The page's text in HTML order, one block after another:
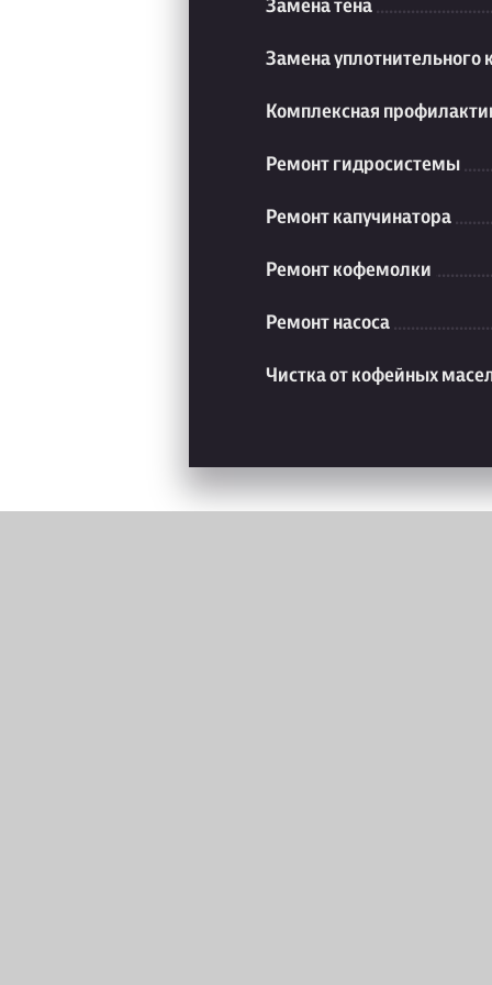
Замена тена
Замена уплотнительного
Комплексная
Ремонт гидросистемы
Ремонт капучинатора
Ремонт кофемолки
Ремонт насоса
Чистка от кофейных